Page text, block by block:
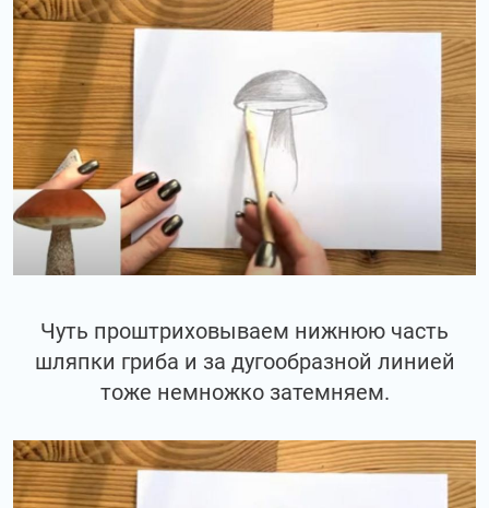
Чуть проштриховываем нижнюю часть
шляпки гриба и за дугообразной линией
тоже немножко затемняем.